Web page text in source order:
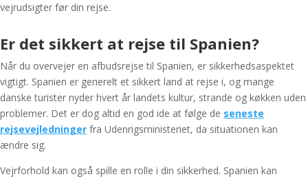
vejrudsigter før din rejse.
Er det sikkert at rejse til Spanien?
Når du overvejer en afbudsrejse til Spanien, er sikkerhedsaspektet
vigtigt. Spanien er generelt et sikkert land at rejse i, og mange
danske turister nyder hvert år landets kultur, strande og køkken uden
problemer. Det er dog altid en god ide at følge de seneste
rejsevejledninger fra Udenrigsministeriet, da situationen kan
ændre sig.
Vejrforhold kan også spille en rolle i din sikkerhed. Spanien kan